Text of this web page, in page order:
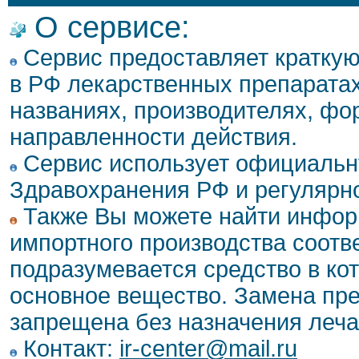
О сервисе:
Сервис предоставляет
в РФ лекарственных
названиях, производителях,
направленности действия.
Сервис использует
Здравохранения РФ и
Также Вы можете найти
импортного производства
подразумевается средство в
основное вещество. Замена
запрещена без назначения
Контакт: ir-center@mail.ru